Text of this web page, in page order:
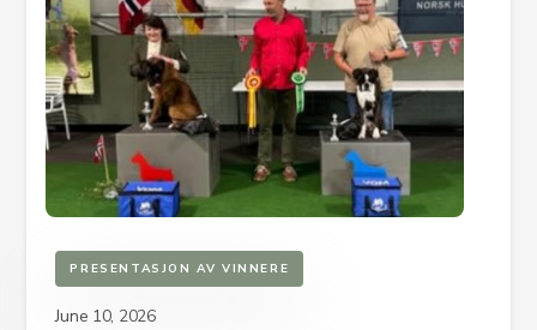
PRESENTASJON AV VINNERE
June 10, 2026